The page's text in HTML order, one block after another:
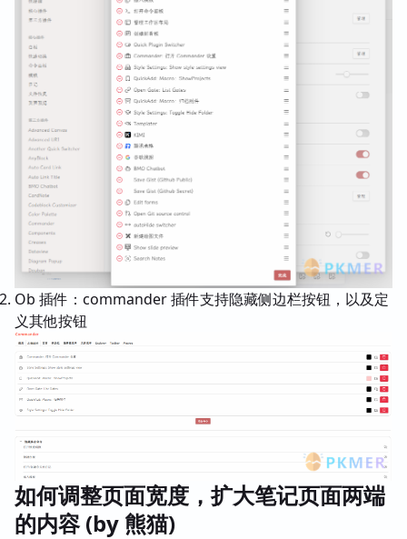
Ob 插件：commander 插件支持隐藏侧边栏按钮，以及定
义其他按钮
如何调整页面宽度，扩大笔记页面两端
的内容 (by 熊猫)